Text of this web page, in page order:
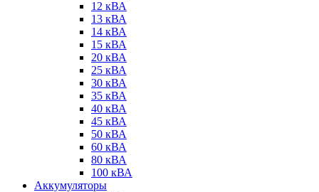
12 кВА
13 кВА
14 кВА
15 кВА
20 кВА
25 кВА
30 кВА
35 кВА
40 кВА
45 кВА
50 кВА
60 кВА
80 кВА
100 кВА
Аккумуляторы